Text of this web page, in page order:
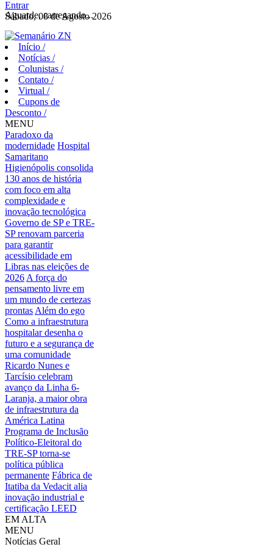
Aguarde, carregando...
Entrar
Sábado, 08 de Agosto 2026
Início /
Notícias /
Colunistas /
Contato /
Virtual /
Cupons de
Desconto /
MENU
Paradoxo da
modernidade Hospital
Samaritano
Higienópolis consolida
130 anos de história
com foco em alta
complexidade e
inovação tecnológica
Governo de SP e TRE-
SP renovam parceria
para garantir
acessibilidade em
Libras nas eleições de
2026 A força do
pensamento livre em
um mundo de certezas
prontas Além do ego
Como a infraestrutura
hospitalar desenha o
futuro e a segurança de
uma comunidade
Ricardo Nunes e
Tarcísio celebram
avanço da Linha 6-
Laranja, a maior obra
de infraestrutura da
América Latina
Programa de Inclusão
Político-Eleitoral do
TRE-SP torna-se
política pública
permanente Fábrica de
Itatiba da Vedacit alia
inovação industrial e
certificação LEED
EM ALTA
MENU
Notícias Geral